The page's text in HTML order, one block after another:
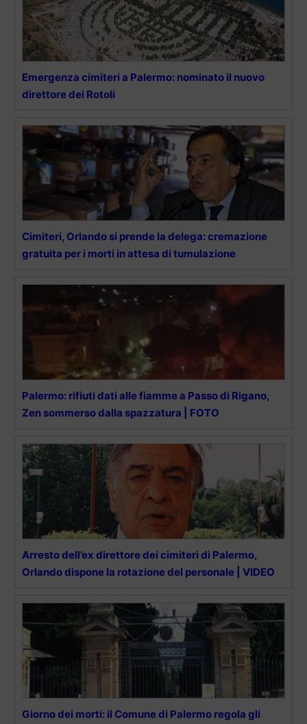
Emergenza cimiteri a Palermo: nominato il nuovo
direttore dei Rotoli
Cimiteri, Orlando si prende la delega: cremazione
gratuita per i morti in attesa di tumulazione
Palermo: rifiuti dati alle fiamme a Passo di Rigano,
Zen sommerso dalla spazzatura | FOTO
Arresto dell’ex direttore dei cimiteri di Palermo,
Orlando dispone la rotazione del personale | VIDEO
Giorno dei morti: il Comune di Palermo regola gli